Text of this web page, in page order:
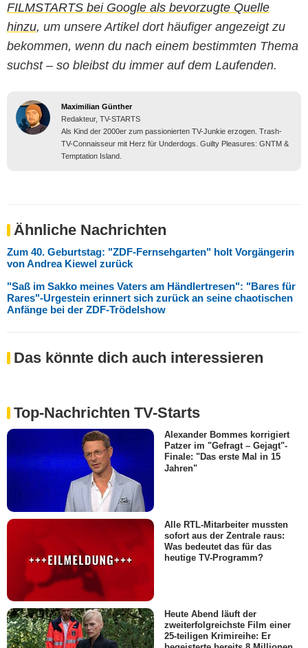
FILMSTARTS bei Google als bevorzugte Quelle
hinzu, um unsere Artikel dort häufiger angezeigt zu
bekommen, wenn du nach einem bestimmten Thema
suchst – so bleibst du immer auf dem Laufenden.
Maximilian Günther
Redakteur, TV-STARTS
Als Kind der 2000er zum passionierten TV-Junkie erzogen. Trash-
TV-Connaisseur mit Herz für Underdogs. Guilty Pleasures: GNTM &
Temptation Island.
Ähnliche Nachrichten
Zum 40. Geburtstag: "ZDF-Fernsehgarten" holt Vorgängerin
von Andrea Kiewel zurück
"Saß im Sakko meines Vaters am Händlertresen": "Bares für
Rares"-Urgestein erinnert sich zurück an seine chaotischen
Anfänge bei der ZDF-Trödelshow
Das könnte dich auch interessieren
Top-Nachrichten TV-Starts
Alexander Bommes korrigiert
Patzer im "Gefragt – Gejagt"-
Finale: "Das erste Mal in 15
Jahren"
Alle RTL-Mitarbeiter mussten
sofort aus der Zentrale raus:
Was bedeutet das für das
heutige TV-Programm?
Heute Abend läuft der
zweiterfolgreichste Film einer
25-teiligen Krimireihe: Er